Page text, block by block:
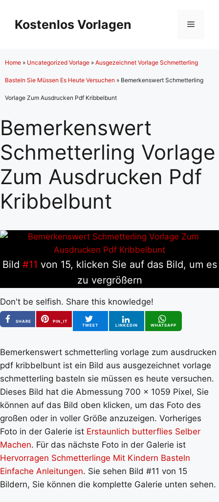
Inhalt
springen
Kostenlos Vorlagen Menü
Home » Uncategorized Vorlage » Ausgezeichnet Vorlage Schmetterling
Basteln Sie Müssen Es Heute Versuchen » Bemerkenswert Schmetterling
Vorlage Zum Ausdrucken Pdf Kribbelbunt
Bemerkenswert
Schmetterling Vorlage
Zum Ausdrucken Pdf
Kribbelbunt
Bild #11 von 15, klicken Sie auf das Bild, um es
zu vergrößern
Don't be selfish. Share this knowledge!
SHARE
PIN_IT
TWEET
LINKEDIN WHATSAPP
Bemerkenswert schmetterling vorlage zum ausdrucken
pdf kribbelbunt ist ein Bild aus ausgezeichnet vorlage
schmetterling basteln sie müssen es heute versuchen.
Dieses Bild hat die Abmessung 700 x 1059 Pixel, Sie
können auf das Bild oben klicken, um das Foto des
großen oder in voller Größe anzuzeigen. Vorheriges
Foto in der Galerie ist Erstaunlich butterflies Selber
Machen. Für das nächste Foto in der Galerie ist
Hervorragen Schmetterlinge Mit Kindern Basteln
Einfache Anleitungen. Sie sehen Bild #11 von 15
Bildern, Sie können die komplette Galerie unten sehen.